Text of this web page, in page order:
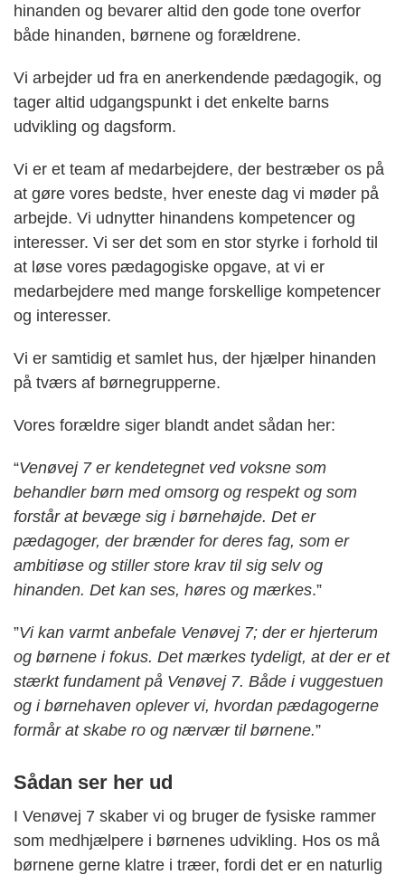
hinanden og bevarer altid den gode tone overfor
både hinanden, børnene og forældrene.
Vi arbejder ud fra en anerkendende pædagogik, og
tager altid udgangspunkt i det enkelte barns
udvikling og dagsform.
Vi er et team af medarbejdere, der bestræber os på
at gøre vores bedste, hver eneste dag vi møder på
arbejde. Vi udnytter hinandens kompetencer og
interesser. Vi ser det som en stor styrke i forhold til
at løse vores pædagogiske opgave, at vi er
medarbejdere med mange forskellige kompetencer
og interesser.
Vi er samtidig et samlet hus, der hjælper hinanden
på tværs af børnegrupperne.
Vores forældre siger blandt andet sådan her:
“Venøvej 7 er kendetegnet ved voksne som
behandler børn med omsorg og respekt og som
forstår at bevæge sig i børnehøjde. Det er
pædagoger, der brænder for deres fag, som er
ambitiøse og stiller store krav til sig selv og
hinanden. Det kan ses, høres og mærkes.”
”Vi kan varmt anbefale Venøvej 7; der er hjerterum
og børnene i fokus. Det mærkes tydeligt, at der er et
stærkt fundament på Venøvej 7. Både i vuggestuen
og i børnehaven oplever vi, hvordan pædagogerne
formår at skabe ro og nærvær til børnene.”
Sådan ser her ud
I Venøvej 7 skaber vi og bruger de fysiske rammer
som medhjælpere i børnenes udvikling. Hos os må
børnene gerne klatre i træer, fordi det er en naturlig